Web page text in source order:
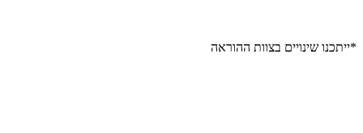
*ייתכנו שינויים בצוות ההוראה